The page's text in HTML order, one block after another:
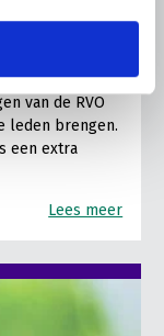
van de RVO
leden brengen.
een extra
Lees meer